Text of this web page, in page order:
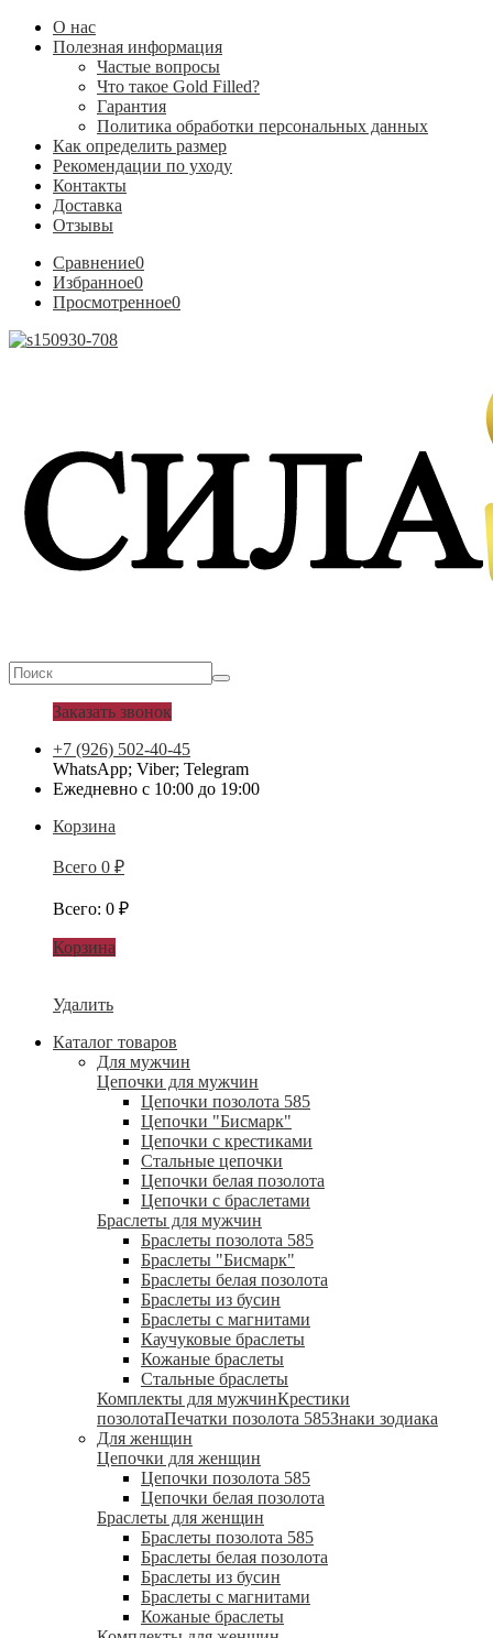
О нас
Полезная информация
Частые вопросы
Что такое Gold Filled?
Гарантия
Политика обработки персональных данных
Как определить размер
Рекомендации по уходу
Контакты
Доставка
Отзывы
Сравнение0
Избранное0
Просмотренное0
Заказать звонок
+7 (926) 502-40-45
WhatsApp; Viber; Telegram
Ежедневно с 10:00 до 19:00
Корзина
Всего 0 ₽
Всего: 0 ₽
Корзина
Удалить
Каталог товаров
Для мужчин
Цепочки для мужчин
Цепочки позолота 585
Цепочки "Бисмарк"
Цепочки с крестиками
Стальные цепочки
Цепочки белая позолота
Цепочки с браслетами
Браслеты для мужчин
Браслеты позолота 585
Браслеты "Бисмарк"
Браслеты белая позолота
Браслеты из бусин
Браслеты с магнитами
Каучуковые браслеты
Кожаные браслеты
Стальные браслеты
Комплекты для мужчинКрестики
позолотаПечатки позолота 585Знаки зодиака
Для женщин
Цепочки для женщин
Цепочки позолота 585
Цепочки белая позолота
Браслеты для женщин
Браслеты позолота 585
Браслеты белая позолота
Браслеты из бусин
Браслеты с магнитами
Кожаные браслеты